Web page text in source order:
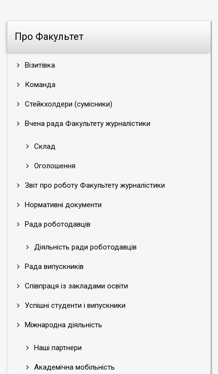
Про Факультет
Візитівка
Команда
Стейкхолдери (сумісники)
Вчена рада Факультету журналістики
Склад
Оголошення
Звіт про роботу Факультету журналістики
Нормативні документи
Рада роботодавців
Діяльність ради роботодавців
Рада випускників
Співпраця із закладами освіти
Успішні студенти і випускники
Міжнародна діяльність
Наші партнери
Академічна мобільність